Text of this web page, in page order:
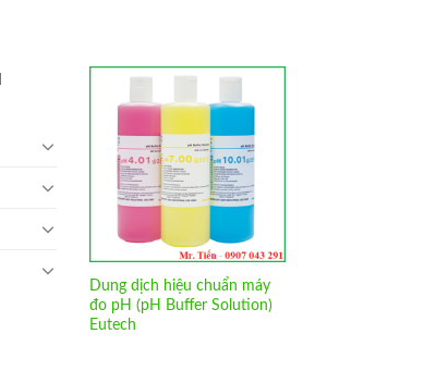
Dung dịch hiệu chuẩn máy
đo pH (pH Buffer Solution)
Eutech